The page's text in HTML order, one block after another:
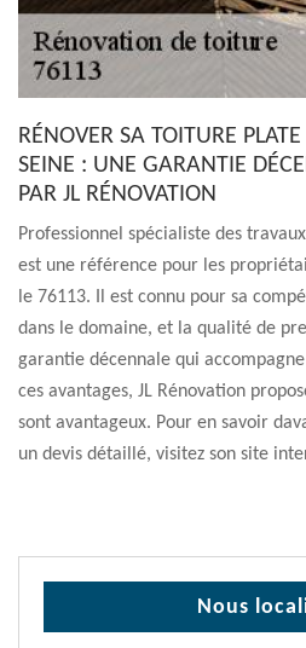
RÉNOVER SA TOITURE
SEINE : UNE GARANTIE
PAR JL RÉNOVATION
Professionnel spécialiste des
est une référence pour les
le 76113. Il est connu pour sa
dans le domaine, et la qualité de
garantie décennale qui
ces avantages, JL Rénovation
sont avantageux. Pour en savoir
un devis détaillé, visitez son site
Nous